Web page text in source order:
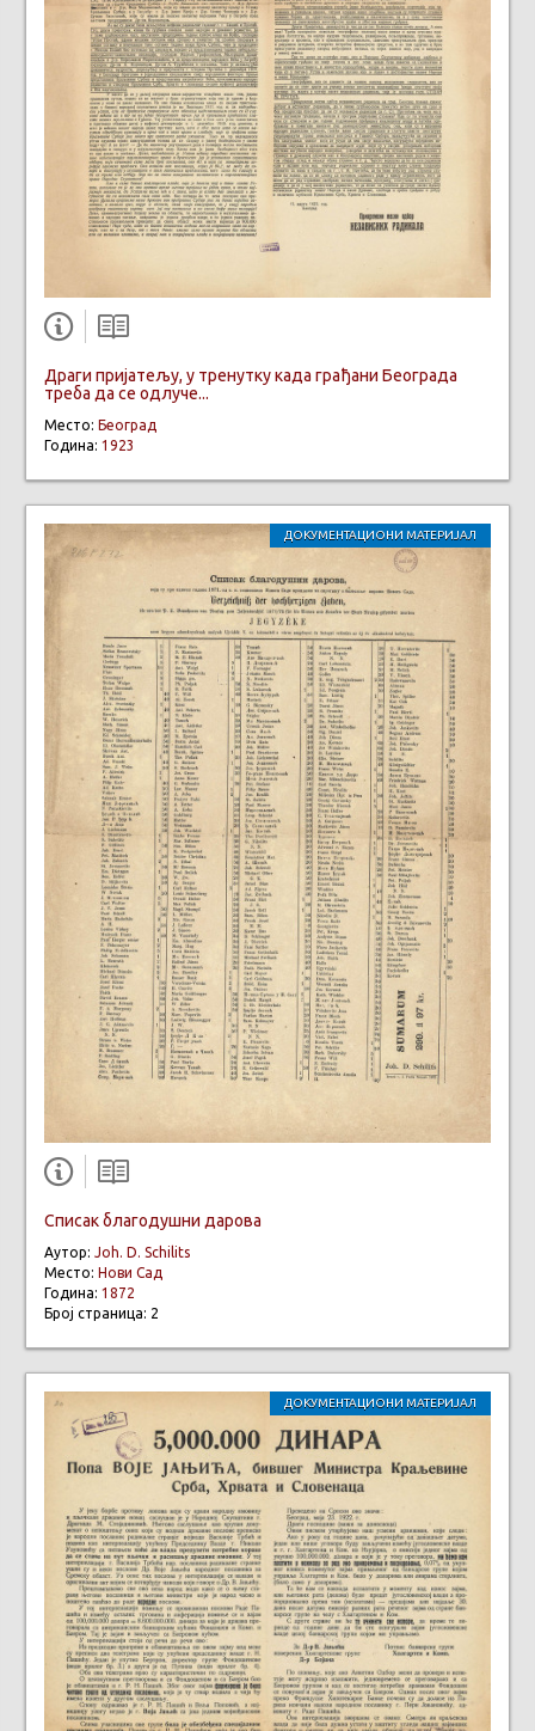
Драги пријатељу, у тренутку када грађани Београда
треба да се одлуче...
Место: Београд
Година: 1923
ДОКУМЕНТАЦИОНИ МАТЕРИЈАЛ
Списак благодушни дарова
Аутор: Joh. D. Schilits
Место: Нови Сад
Година: 1872
Број страница: 2
ДОКУМЕНТАЦИОНИ МАТЕРИЈАЛ